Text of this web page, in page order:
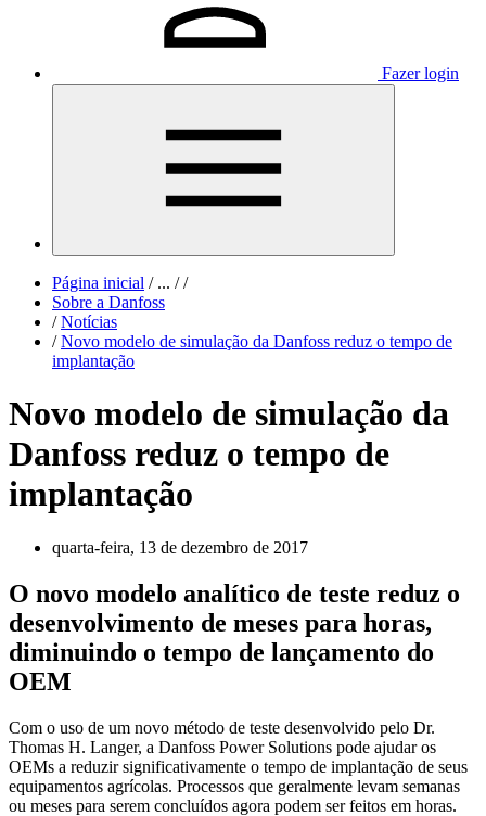
Fazer login
Página inicial /... / /
Sobre a Danfoss
/ Notícias
/ Novo modelo de simulação da Danfoss reduz o tempo de
implantação
Novo modelo de simulação da
Danfoss reduz o tempo de
implantação
quarta-feira, 13 de dezembro de 2017
O novo modelo analítico de teste reduz o
desenvolvimento de meses para horas,
diminuindo o tempo de lançamento do
OEM
Com o uso de um novo método de teste desenvolvido pelo Dr.
Thomas H. Langer, a Danfoss Power Solutions pode ajudar os
OEMs a reduzir significativamente o tempo de implantação de seus
equipamentos agrícolas. Processos que geralmente levam semanas
ou meses para serem concluídos agora podem ser feitos em horas.